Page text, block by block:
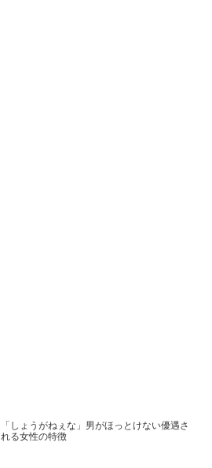
「しょうがねぇな」男がほっとけない優遇さ
れる女性の特徴